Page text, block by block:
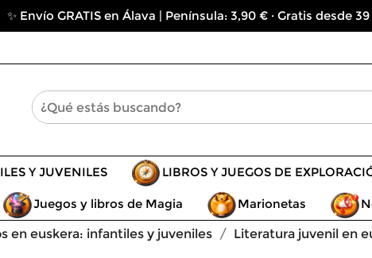
✨ Envío GRATIS en Álava | Península: 3,90 € · Gratis desde
Y JUVENILES LIBROS Y JUEGOS DE
Juegos y libros de Magia Marionetas
en euskera: infantiles y juveniles Literatura juvenil en